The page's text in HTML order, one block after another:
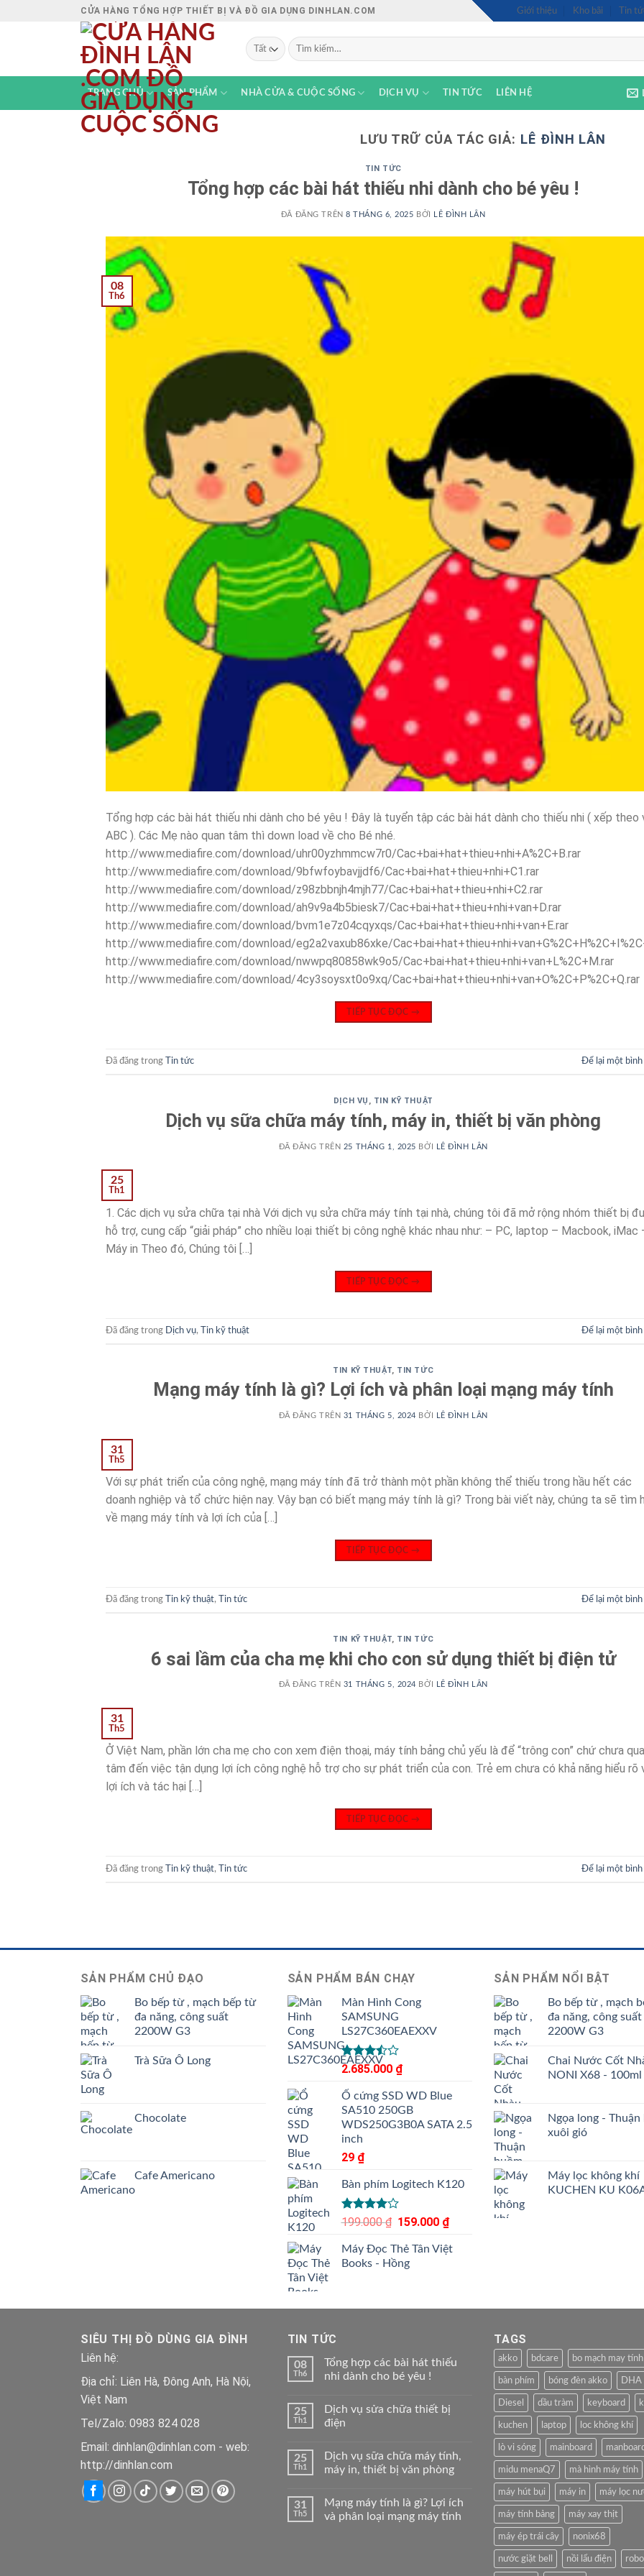
CỬA HÀNG TỔNG HỢP THIẾT BỊ VÀ ĐỒ GIA DỤNG DINHLAN.COM Giới thiệu Kho bãi Tin
Tìm
kiếm:
TRANG CHỦ SẢN PHẨM NHÀ CỬA & CUỘC SỐNG DỊCH VỤ TIN TỨC LIÊN HỆ
LƯU TRỮ CỦA TÁC GIẢ: LÊ ĐÌNH LÂN
TIN TỨC
Tổng hợp các bài hát thiếu nhi dành cho bé yêu !
ĐÃ ĐĂNG TRÊN8 THÁNG 6, 2025 BỞI LÊ ĐÌNH LÂN
08
Th6
Tổng hợp các bài hát thiếu nhi dành cho bé yêu ! Đây là tuyển tập các bài hát dành cho thiếu nhi ( xếp theo
ABC ). Các Mẹ nào quan tâm thì down load về cho Bé nhé.
http://www.mediafire.com/download/uhr00yzhmmcw7r0/Cac+bai+hat+thieu+nhi+A%2C+B.rar
http://www.mediafire.com/download/9bfwfoybavjjdf6/Cac+bai+hat+thieu+nhi+C1.rar
http://www.mediafire.com/download/z98zbbnjh4mjh77/Cac+bai+hat+thieu+nhi+C2.rar
http://www.mediafire.com/download/ah9v9a4b5biesk7/Cac+bai+hat+thieu+nhi+van+D.rar
http://www.mediafire.com/download/bvm1e7z04cqyxqs/Cac+bai+hat+thieu+nhi+van+E.rar
http://www.mediafire.com/download/eg2a2vaxub86xke/
http://www.mediafire.com/download/nwwpq80858wk9o5/Cac+bai+hat+thieu+nhi+van+L%2C+M.rar
http://www.mediafire.com/download/4cy3soysxt0o9xq/Cac+bai+hat+thieu+nhi+van+O%2C+P%2C+Q.rar
TIẾP TỤC ĐỌC →
Đã đăng trong Tin tức Để lại một bình
DỊCH VỤ , TIN KỸ THUẬT
Dịch vụ sữa chữa máy tính, máy in, thiết bị văn phòng
ĐÃ ĐĂNG TRÊN 25 THÁNG 1, 2025 BỞI LÊ ĐÌNH LÂN
25
Th1
1. Các dịch vụ sửa chữa tại nhà Với dịch vụ sửa chữa máy tính tại nhà, chúng tôi đã mở rộng nhóm thiết bị
hỗ trợ, cung cấp “giải pháp” cho nhiều loại thiết bị công nghệ khác nhau như: – PC, laptop – Macbook, iMac
Máy in Theo đó, Chúng tôi […]
TIẾP TỤC ĐỌC →
Đã đăng trong Dịch vụ, Tin kỹ thuật Để lại một bình
TIN KỸ THUẬT TIN TỨC
Mạng máy tính là gì? Lợi ích và phân loại mạng máy tính
ĐÃ ĐĂNG TRÊN 31 THÁNG 5, 2024 BỞI LÊ ĐÌNH LÂN
31
Th5
Với sự phát triển của công nghệ, mạng máy tính đã trở thành một phần không thể thiếu trong hầu hết các
doanh nghiệp và tổ chức hiện nay. Vậy bạn có biết mạng máy tính là gì? Trong bài viết này, chúng ta sẽ tìm
về mạng máy tính và lợi ích của […]
TIẾP TỤC ĐỌC →
Đã đăng trong Tin kỹ thuật, Tin tức Để lại một bình
TIN KỸ THUẬT, TIN TỨC
6 sai lầm của cha mẹ khi cho con sử dụng thiết bị điện tử
ĐÃ ĐĂNG TRÊN 31 THÁNG 5, 2024 BỞI LÊ ĐÌNH LÂN
31
Th5
Ở Việt Nam, phần lớn cha mẹ cho con xem điện thoại, máy tính bảng chủ yếu là để “trông con” chứ chưa
tâm đến việc tận dụng lợi ích công nghệ hỗ trợ cho sự phát triển của con. Trẻ em chưa có khả năng hiểu rõ
lợi ích và tác hại […]
TIẾP TỤC ĐỌC →
Đã đăng trong Tin kỹ thuật, Tin tức Để lại một bình
SẢN PHẨM CHỦ ĐẠO
Bo bếp từ , mạch bếp từ
đa năng, công suất
2200W G3
Trà Sữa Ô Long
Chocolate
Cafe Americano
SẢN PHẨM BÁN CHẠY
Màn Hình Cong
SAMSUNG
LS27C360EAEXXV
Được
hạng
3.505
sao
2.685.000 ₫
Ổ cứng SSD WD Blue
SA510 250GB
WDS250G3B0A SATA 2.5
inch
29 ₫
Bàn phím Logitech K120
Được
4.00 5
sao
199.000₫ Giá
là:
199.000 ₫.
159.000 ₫Giá
tại
Máy Đọc Thẻ Tân Việt
Books - Hồng
SẢN PHẨM NỔI BẬT
Bo bếp từ , mạch
đa năng, công suất
2200W G3
Chai Nước Cốt
NONI X68 - 100ml
Ngọa long - Thuận
xuôi gió
Máy lọc không khí
KUCHEN KU
SIÊU THỊ ĐỒ DÙNG GIA ĐÌNH
Liên hệ:
Địa chỉ: Liên Hà, Đông Anh, Hà Nội,
Việt Nam
Tel/Zalo: 0983 824 028
Email: dinhlan@dinhlan.com - web:
http://dinhlan.com
TIN TỨC
08
Th6
Tổng hợp các bài hát thiếu
nhi dành cho bé yêu !
25
Th1
Dịch vụ sửa chữa thiết bị
điện
25
Th1
Dịch vụ sữa chữa máy tính,
máy in, thiết bị văn phòng
31
Th5
Mạng máy tính là gì? Lợi ích
và phân loại mạng máy tính
TAGS
akko bdcare bo mạch may tính
bàn phím bóng đèn akko DHA
Diesel dầu tràm keyboard
kuchen laptop loc không khí
lò vi sóng mainboard manboard
midu menaQ7 mà hình máy tính
máy hút bụi máy in máy lọc
máy tính bảng máy xay thịt
máy ép trái cây nonix68
nước giặt bell nồi lẩu điện